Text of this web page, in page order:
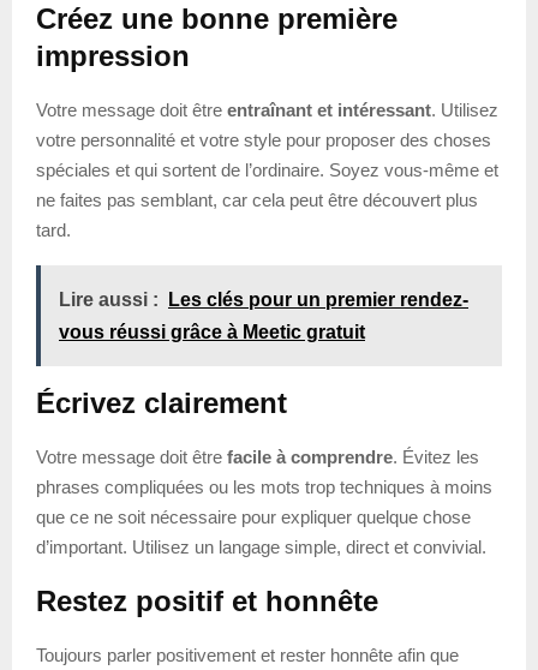
Créez une bonne première
impression
Votre message doit être entraînant et intéressant. Utilisez
votre personnalité et votre style pour proposer des choses
spéciales et qui sortent de l’ordinaire. Soyez vous-même et
ne faites pas semblant, car cela peut être découvert plus
tard.
Lire aussi :
Les clés pour un premier rendez-
vous réussi grâce à Meetic gratuit
Écrivez clairement
Votre message doit être facile à comprendre. Évitez les
phrases compliquées ou les mots trop techniques à moins
que ce ne soit nécessaire pour expliquer quelque chose
d’important. Utilisez un langage simple, direct et convivial.
Restez positif et honnête
Toujours parler positivement et rester honnête afin que